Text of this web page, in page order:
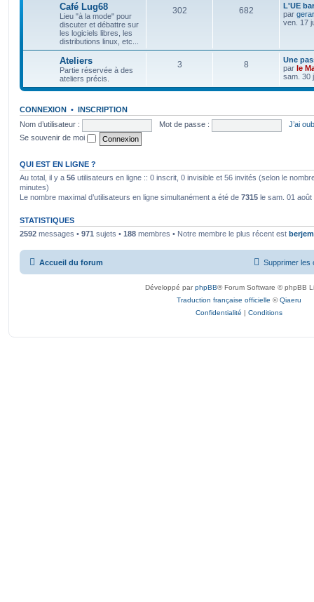
Café Lug68
Lieu "à la mode" pour
discuter et débattre sur
les logiciels libres, les
distributions linux, etc...
302 682
L'UE
par
ven. 17
Ateliers
Partie réservée à des
ateliers précis.
3 8
Une
par le
sam. 30
CONNEXION • INSCRIPTION
Nom d’utilisateur :
Mot de passe :
J’ai
Se souvenir de moi
QUI EST EN LIGNE ?
Au total, il y a 56 utilisateurs en ligne :: 0 inscrit, 0 invisible et 56 invités (selon le
minutes)
Le nombre maximal d’utilisateurs en ligne simultanément a été de 7315 le sam. 01 août
STATISTIQUES
2592 messages • 971 sujets • 188 membres • Notre membre le plus récent est
Accueil du forum Supprimer les
Développé parphpBB® Forum Software © phpBB
Traduction française officielle ©Qiaeru
Confidentialité | Conditions